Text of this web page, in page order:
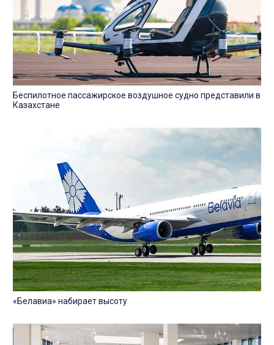
Беспилотное пассажирское воздушное судно представили в
Казахстане
«Белавиа» набирает высоту